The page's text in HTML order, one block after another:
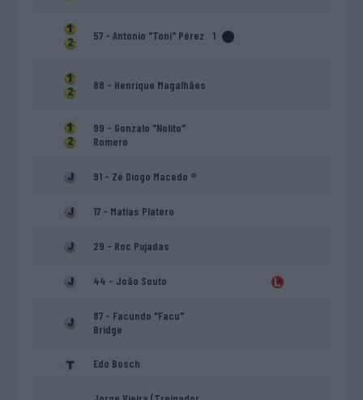
57 - Antonio "Toni" Pérez 1
88 - Henrique Magalhães
99 - Gonzalo "Nolito"
Romero
91 - Zé Diogo Macedo ®
17 - Matías Platero
29 - Roc Pujadas
44 - João Souto
87 - Facundo "Facu"
Bridge
Edo Bosch